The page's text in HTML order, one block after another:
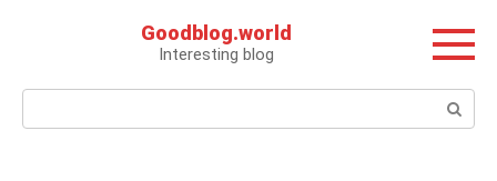
Goodblog.world
Interesting blog
Поиск: